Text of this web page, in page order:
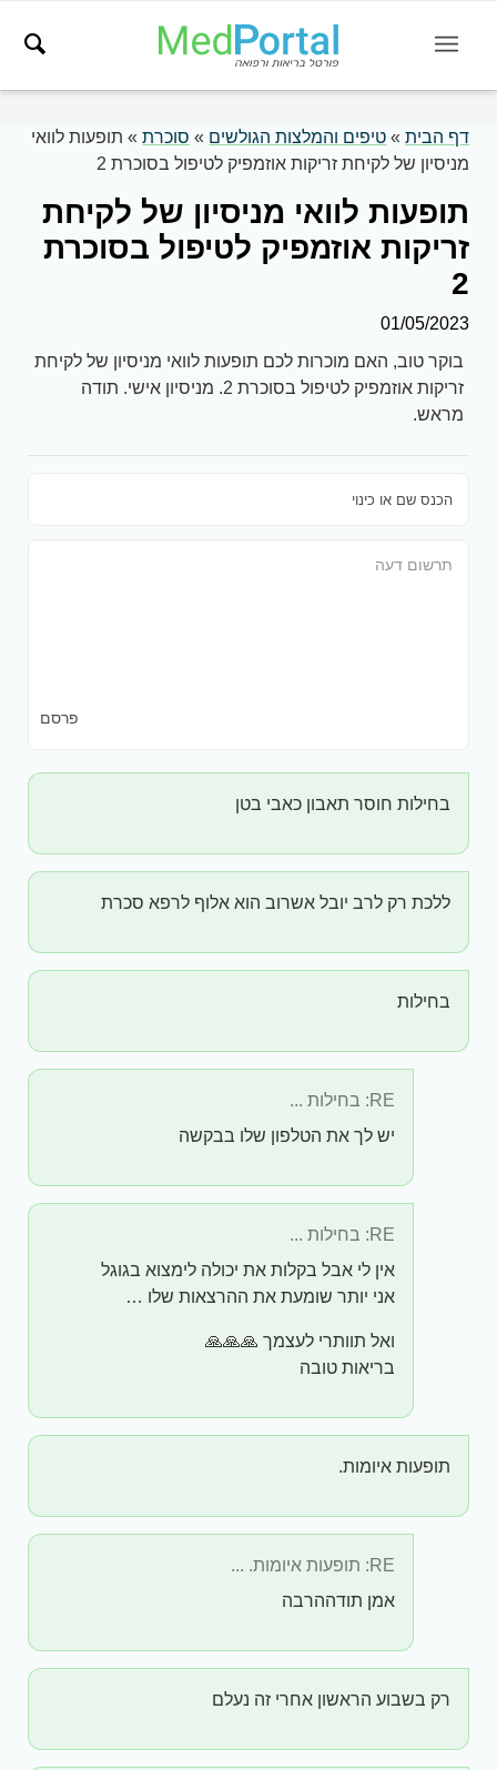
דף הבית» טיפים והמלצות הגולשים » סוכרת» תופעות לוואי
מניסיון של לקיחת זריקות אוזמפיק לטיפול בסוכרת 2
תופעות לוואי מניסיון של לקיחת
זריקות אוזמפיק לטיפול בסוכרת
2
01/05/2023
בוקר טוב, האם מוכרות לכם תופעות לוואי מניסיון של לקיחת
זריקות אוזמפיק לטיפול בסוכרת 2. מניסיון אישי. תודה
מראש.
פרסם
בחילות חוסר תאבון כאבי בטן
ללכת רק לרב יובל אשרוב הוא אלוף לרפא סכרת
בחילות
RE: בחילות ...
יש לך את הטלפון שלו בבקשה
RE: בחילות ...
אין לי אבל בקלות את יכולה לימצוא בגוגל
אני יותר שומעת את ההרצאות שלו …
ואל תוותרי לעצמך 🙏🙏🙏
בריאות טובה
תופעות איומות.
RE: תופעות איומות. ...
אמן תודההרבה
רק בשבוע הראשון אחרי זה נעלם